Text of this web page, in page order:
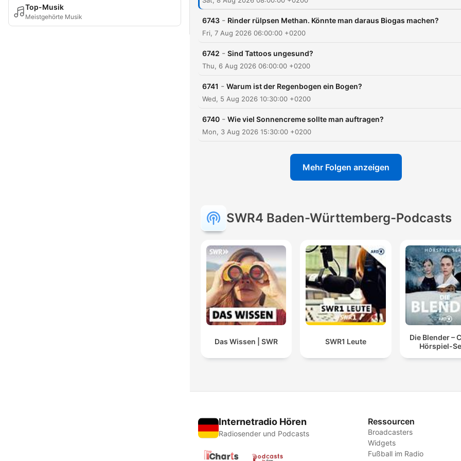
Top-Musik
Meistgehörte Musik
dürfen dabei nicht
6743 - Rinder rülpsen Methan. Könnte man daraus Biogas machen?
Fri, 7 Aug 2026 06:00:00 +0200
6742 - Sind Tattoos ungesund?
Thu, 6 Aug 2026 06:00:00 +0200
6741 - Warum ist der Regenbogen ein Bogen?
Wed, 5 Aug 2026 10:30:00 +0200
6740 - Wie viel Sonnencreme sollte man auftragen?
Mon, 3 Aug 2026 15:30:00 +0200
Mehr Folgen anzeigen
SWR4 Baden-Württemberg-Podcasts
Das Wissen | SWR SWR1 Leute
Die Blender –
Hörspiel-
Internetradio Hören
Radiosender und Podcasts
Ressourcen
Broadcasters
Widgets
Fußball im Radio